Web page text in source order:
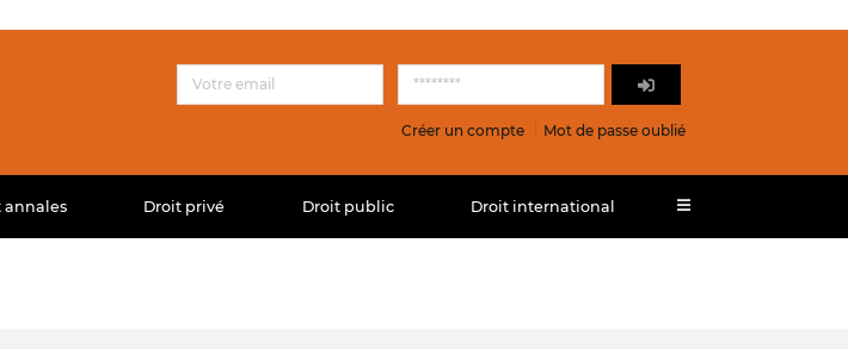
Créer un compte Mot de passe oublié
annales Droit privé Droit public Droit international